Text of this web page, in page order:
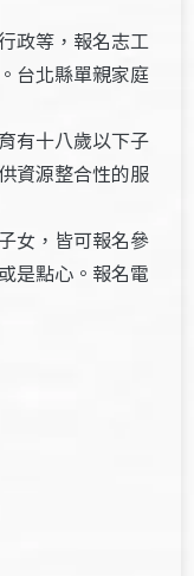
政等，報名志工
台北縣單親家庭
有十八歲以下子
資源整合性的服
女，皆可報名參
是點心。報名電